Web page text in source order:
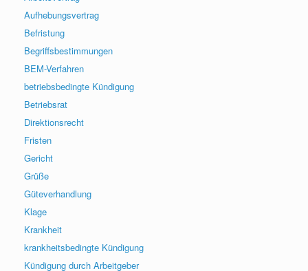
Aufhebungsvertrag
Befristung
Begriffsbestimmungen
BEM-Verfahren
betriebsbedingte Kündigung
Betriebsrat
Direktionsrecht
Fristen
Gericht
Grüße
Güteverhandlung
Klage
Krankheit
krankheitsbedingte Kündigung
Kündigung durch Arbeitgeber